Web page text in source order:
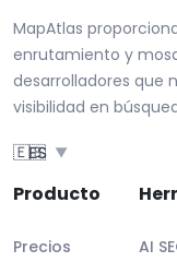
MapAtlas
enrutamiento y
desarrolladores que
visibilidad en
🇪🇸
ES ▼
Producto
Precios
AI